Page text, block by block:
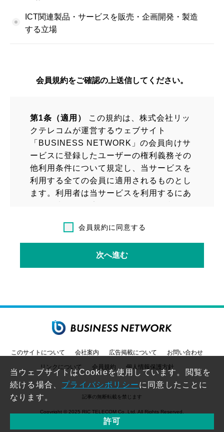
ICT関連製品・サービスを販売・企画開発・製造
する立場
会員規約をご確認の上送信してください。
第1条（適用）
この規約は、株式会社リッ
クテレコムが運営するウェブサイト
「BUSINESS NETWORK」の会員向けサ
ービスに登録したユーザーの権利義務その
他利用条件について規定し、当サービスを
利用する全ての会員に適用されるものとし
ます。利用者は当サービスを利用するにあ
第2条（会員登録及び利用規定）
(1)会員登録及びサービスの利用は無料で
す。
(3)一つのメールアドレスを複数の方が共有
ん。個別のメールアドレスで登録をお願い
(4)ログインに必要なユーザーIDとパスワ
ードは、お客様の責任において管理してく
ださい。ユーザーID・パスワードの不正使
用によって生じた損害等について、弊社は
(5)住所・電話番号・メールアドレスなど登
会員規約に同意する
次へ進む
このサイトについて 会社案内 広告掲載について お問い合わせ
リンクについて 会員規約 個人情報保護方針
記事の無断転載を禁じます
Copyright © 2025 RIC TELECOM Co.,Ltd. All Rights Reserved.
当ウェブサイトはCookieを使用しています。閲覧を
続ける場合、 プライバシポリシーに同意したことに
なります。
許可